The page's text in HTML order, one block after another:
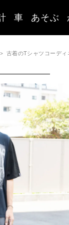
車 あそぶ
古着のTシャツコーデ